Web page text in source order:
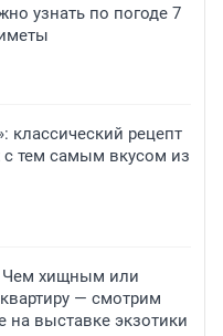
узнать по погоде 7
классический рецепт
тем самым вкусом из
Чем хищным или
— смотрим
на выставке экзотики